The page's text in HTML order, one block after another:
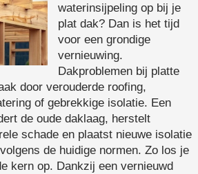
waterinsijpeling op bij je
plat dak? Dan is het tijd
voor een grondige
vernieuwing.
Dakproblemen bij platte
door verouderde roofing,
of gebrekkige isolatie. Een
de oude daklaag, herstelt
schade en plaatst nieuwe isolatie
de huidige normen. Zo los je
kern op. Dankzij een vernieuwd